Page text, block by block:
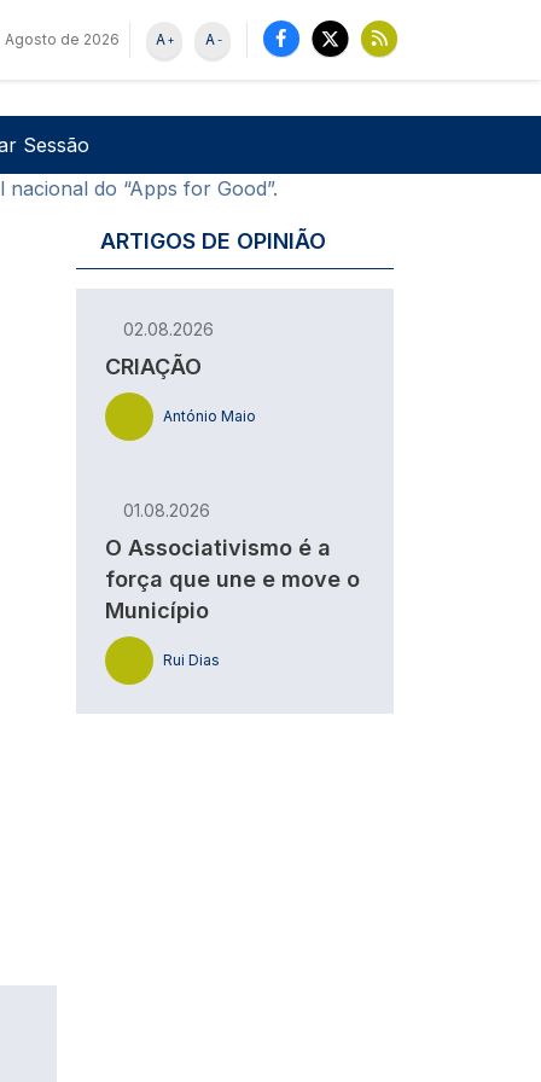
Agosto de 2026 -
A
+
A
de utilizador
Sessão
do “Apps for Good”.
ARTIGOS DE OPINIÃO
02.08.2026
CRIAÇÃO
António Maio
01.08.2026
O Associativismo é a
força que une e move o
Município
Rui Dias